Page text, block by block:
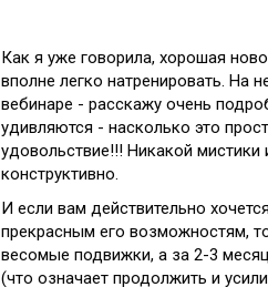
Как я уже говорила, хорошая
вполне легко натренировать. На
вебинаре - расскажу очень
удивляются - насколько это
удовольствие!!! Никакой мистики
конструктивно.
И если вам действительно
прекрасным его возможностям,
весомые подвижки, а за 2-3
(что означает продолжить и